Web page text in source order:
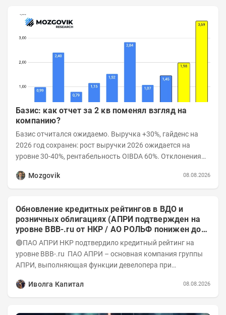
Базис: как отчет за 2 кв поменял взгляд на
компанию?
Базис отчитался ожидаемо. Выручка +30%, гайденс на
2026 год сохранен: рост выручки 2026 ожидается на
уровне 30-40%, рентабельность OIBDA 60%. Отклонения
Mozgovik
08.08.2026
Обновление кредитных рейтингов в ВДО и
розничных облигациях (АПРИ подтвержден на
уровне BBB-.ru от НКР / АО РОЛЬФ понижен до
А-(RU) / Элит Строй присвоен на уровне BBB.ru)
🟢ПАО АПРИ НКР подтвердило кредитный рейтинг на
уровне BBB-.ru ПАО АПРИ – основная компания группы
АПРИ, выполняющая функции девелопера при
Иволга Капитал
08.08.2026